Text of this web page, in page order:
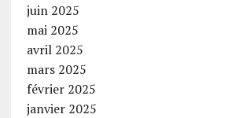
juin 2025
mai 2025
avril 2025
mars 2025
février 2025
janvier 2025